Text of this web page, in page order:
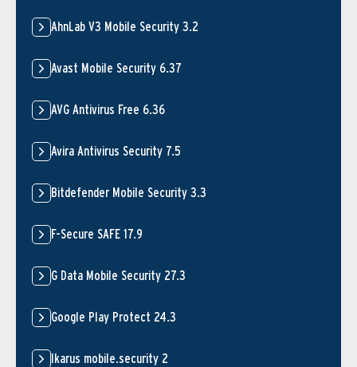
AhnLab V3 Mobile Security 3.2
Avast Mobile Security 6.37
AVG Antivirus Free 6.36
Avira Antivirus Security 7.5
Bitdefender Mobile Security 3.3
F-Secure SAFE 17.9
G Data Mobile Security 27.3
Google Play Protect 24.3
Ikarus mobile.security 2